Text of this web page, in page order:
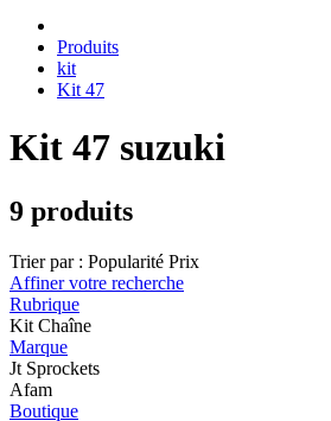
Produits
kit
Kit 47
Kit 47 suzuki
9 produits
Trier par : Popularité Prix
Affiner votre recherche
Rubrique
Kit Chaîne
Marque
Jt Sprockets
Afam
Boutique